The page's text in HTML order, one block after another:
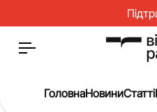
ГоловнаНовиниСтатті